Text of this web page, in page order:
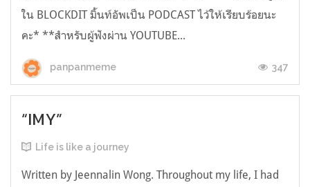
ใน BLOCKDIT มิ้นท์อัพเป็น PODCAST ไว้ให้เรียบร้อยนะ
คะ* **สำหรับผู้ฟังผ่าน YOUTUBE...
panpanmeme 347
“IMY”
Life is like a journey
Written by Jeennalin Wong. Throughout my life, I had